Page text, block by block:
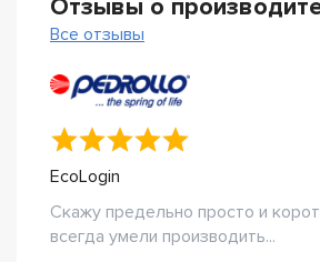
Отзывы о
Все отзывы
EcoLogin
Скажу предельно просто и
всегда умели производить...